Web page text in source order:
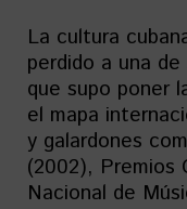
La cultura
perdido a una
que supo poner
el mapa
y galardones
(2002), Premios
Nacional de